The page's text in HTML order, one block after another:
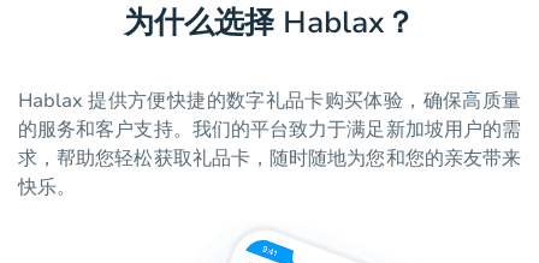
为什么选择 Hablax？
Hablax 提供方便快捷的数字礼品卡购买体验，确保高质量
的服务和客户支持。我们的平台致力于满足新加坡用户的需
求，帮助您轻松获取礼品卡，随时随地为您和您的亲友带来
快乐。